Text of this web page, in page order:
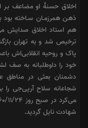
اخلاق حسنهٔ او مضاعف
ذهـن همرزمـان سـاخته
هم استاد اخلاق صدایش
ترخیص شد و به تهران
پاک و روحیه انقلابی‌اش
خود را داوطلبانه به صف
دشمنان بعثی در مناطق
شجاعانه سلاح آرپی‌جی
شهادت نایل گردید.